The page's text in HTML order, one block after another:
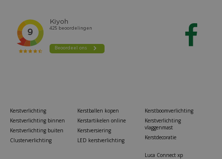
Kerstverlichting
Kerstverlichting binnen
Kerstverlichting buiten
Clusterverlichting
Kerstballen kopen
Kerstartikelen online
Kerstversiering
LED kerstverlichting
Kerstboomverlichting
Kerstverlichting
vlaggenmast
Kerstdecoratie
Luca Connect xp